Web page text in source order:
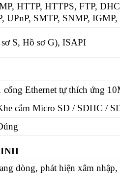
HTTP, HTTPS, FTP,
UPnP, SMTP, SNMP,
S, Hồ sơ G), ISAPI
cổng Ethernet tự thích ứng
cắm Micro SD / SDHC /
dòng, phát hiện xâm